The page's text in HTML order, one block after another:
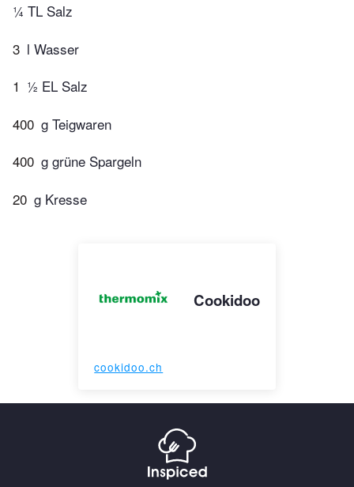
¼ TL Salz
3 l Wasser
1 ½ EL Salz
400 g Teigwaren
400 g grüne Spargeln
20 g Kresse
Cookidoo
cookidoo.ch